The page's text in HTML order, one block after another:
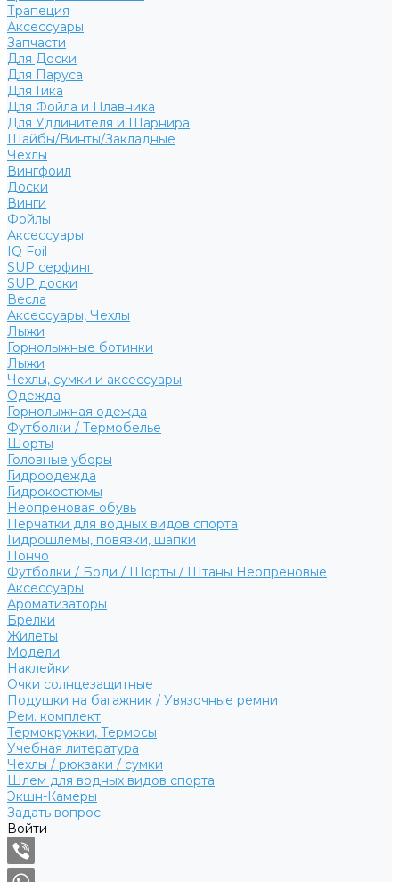
Трапеция
Аксессуары
Запчасти
Для Доски
Для Паруса
Для Гика
Для Фойла и Плавника
Для Удлинителя и Шарнира
Шайбы/Винты/Закладные
Чехлы
Вингфоил
Доски
Винги
Фойлы
Аксессуары
IQ Foil
SUP серфинг
SUP доски
Весла
Аксессуары, Чехлы
Лыжи
Горнолыжные ботинки
Лыжи
Чехлы, сумки и аксессуары
Одежда
Горнолыжная одежда
Футболки / Термобелье
Шорты
Головные уборы
Гидроодежда
Гидрокостюмы
Неопреновая обувь
Перчатки для водных видов спорта
Гидрошлемы, повязки, шапки
Пончо
Футболки / Боди / Шорты / Штаны Неопреновые
Аксессуары
Ароматизаторы
Брелки
Жилеты
Модели
Наклейки
Очки солнцезащитные
Подушки на багажник / Увязочные ремни
Рем. комплект
Термокружки, Термосы
Учебная литература
Чехлы / рюкзаки / сумки
Шлем для водных видов спорта
Экшн-Камеры
Задать вопрос
Войти